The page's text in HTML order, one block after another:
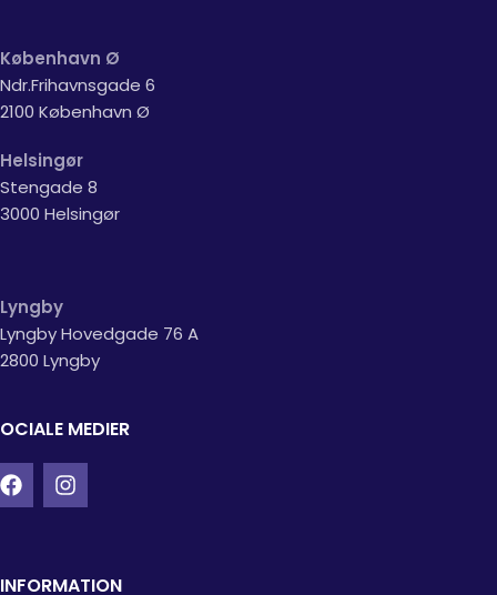
København Ø
Ndr.Frihavnsgade 6
2100 København Ø
Helsingør
Stengade 8
3000 Helsingør
Lyngby
Lyngby Hovedgade 76 A
2800 Lyngby
MEDIER
INFORMATION